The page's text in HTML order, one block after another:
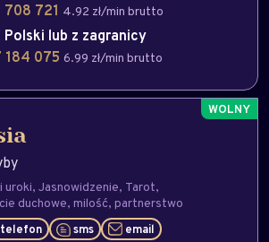
708 721 4.92 zł/min brutto
Polski lub z zagranicy
184 075 6.99 zł/min brutto
uroki Jasnowidzenie Tarot
duchowe milość partnerstwo
telefon sms email